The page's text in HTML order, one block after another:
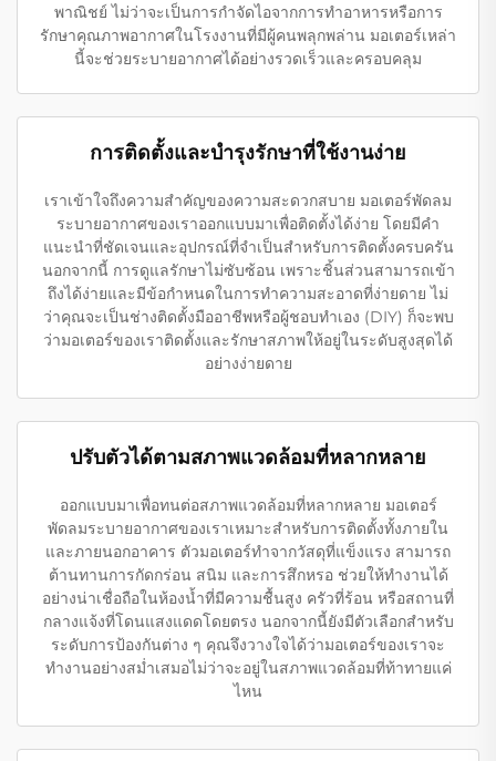
พาณิชย์ ไม่ว่าจะเป็นการกำจัดไอจากการทำอาหารหรือการ
รักษาคุณภาพอากาศในโรงงานที่มีผู้คนพลุกพล่าน มอเตอร์เหล่า
นี้จะช่วยระบายอากาศได้อย่างรวดเร็วและครอบคลุม
การติดตั้งและบำรุงรักษาที่ใช้งานง่าย
เราเข้าใจถึงความสำคัญของความสะดวกสบาย มอเตอร์พัดลม
ระบายอากาศของเราออกแบบมาเพื่อติดตั้งได้ง่าย โดยมีคำ
แนะนำที่ชัดเจนและอุปกรณ์ที่จำเป็นสำหรับการติดตั้งครบครัน
นอกจากนี้ การดูแลรักษาไม่ซับซ้อน เพราะชิ้นส่วนสามารถเข้า
ถึงได้ง่ายและมีข้อกำหนดในการทำความสะอาดที่ง่ายดาย ไม่
ว่าคุณจะเป็นช่างติดตั้งมืออาชีพหรือผู้ชอบทำเอง (DIY) ก็จะพบ
ว่ามอเตอร์ของเราติดตั้งและรักษาสภาพให้อยู่ในระดับสูงสุดได้
อย่างง่ายดาย
ปรับตัวได้ตามสภาพแวดล้อมที่หลากหลาย
ออกแบบมาเพื่อทนต่อสภาพแวดล้อมที่หลากหลาย มอเตอร์
พัดลมระบายอากาศของเราเหมาะสำหรับการติดตั้งทั้งภายใน
และภายนอกอาคาร ตัวมอเตอร์ทำจากวัสดุที่แข็งแรง สามารถ
ต้านทานการกัดกร่อน สนิม และการสึกหรอ ช่วยให้ทำงานได้
อย่างน่าเชื่อถือในห้องน้ำที่มีความชื้นสูง ครัวที่ร้อน หรือสถานที่
กลางแจ้งที่โดนแสงแดดโดยตรง นอกจากนี้ยังมีตัวเลือกสำหรับ
ระดับการป้องกันต่าง ๆ คุณจึงวางใจได้ว่ามอเตอร์ของเราจะ
ทำงานอย่างสม่ำเสมอไม่ว่าจะอยู่ในสภาพแวดล้อมที่ท้าทายแค่
ไหน